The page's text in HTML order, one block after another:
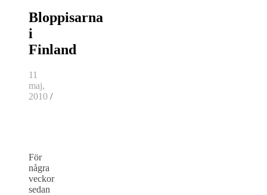
Bloppisarna
i
Finland
11
maj,
2010 /
För
några
veckor
sedan